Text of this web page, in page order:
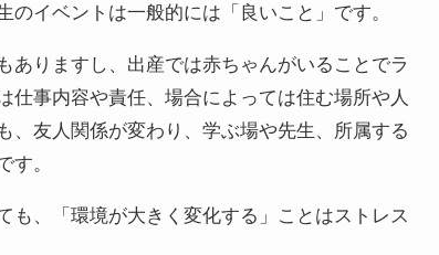
イベントは一般的には「良いこと」です。
ありますし、出産では赤ちゃんがいることでラ
仕事内容や責任、場合によっては住む場所や人
、友人関係が変わり、学ぶ場や先生、所属する
す。
も、「環境が大きく変化する」ことはストレス